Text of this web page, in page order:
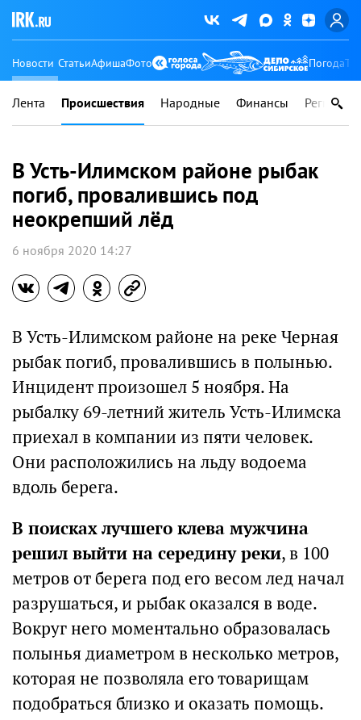
Новости СтатьиАфишаФото Погода
Лента Происшествия Народные Финансы Регионы
В Усть-Илимском районе рыбак
погиб, провалившись под
неокрепший лёд
6 ноября 2020 14:27
В Усть-Илимском районе на реке Черная
рыбак погиб, провалившись в полынью.
Инцидент произошел 5 ноября. На
рыбалку 69-летний житель Усть-Илимска
приехал в компании из пяти человек.
Они расположились на льду водоема
вдоль берега.
В поисках лучшего клева мужчина
решил выйти на середину реки, в 100
метров от берега под его весом лед начал
разрушаться, и рыбак оказался в воде.
Вокруг него моментально образовалась
полынья диаметром в несколько метров,
которая не позволяла его товарищам
подобраться близко и оказать помощь.